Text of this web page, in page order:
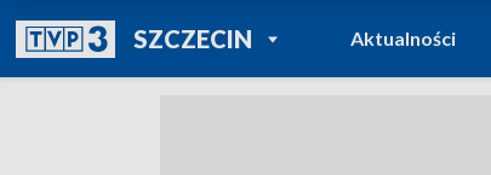
SZCZECINPOWRÓT DO
TVP REGIONY
Aktualności